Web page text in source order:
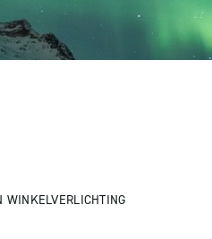
WINKELVERLICHTING